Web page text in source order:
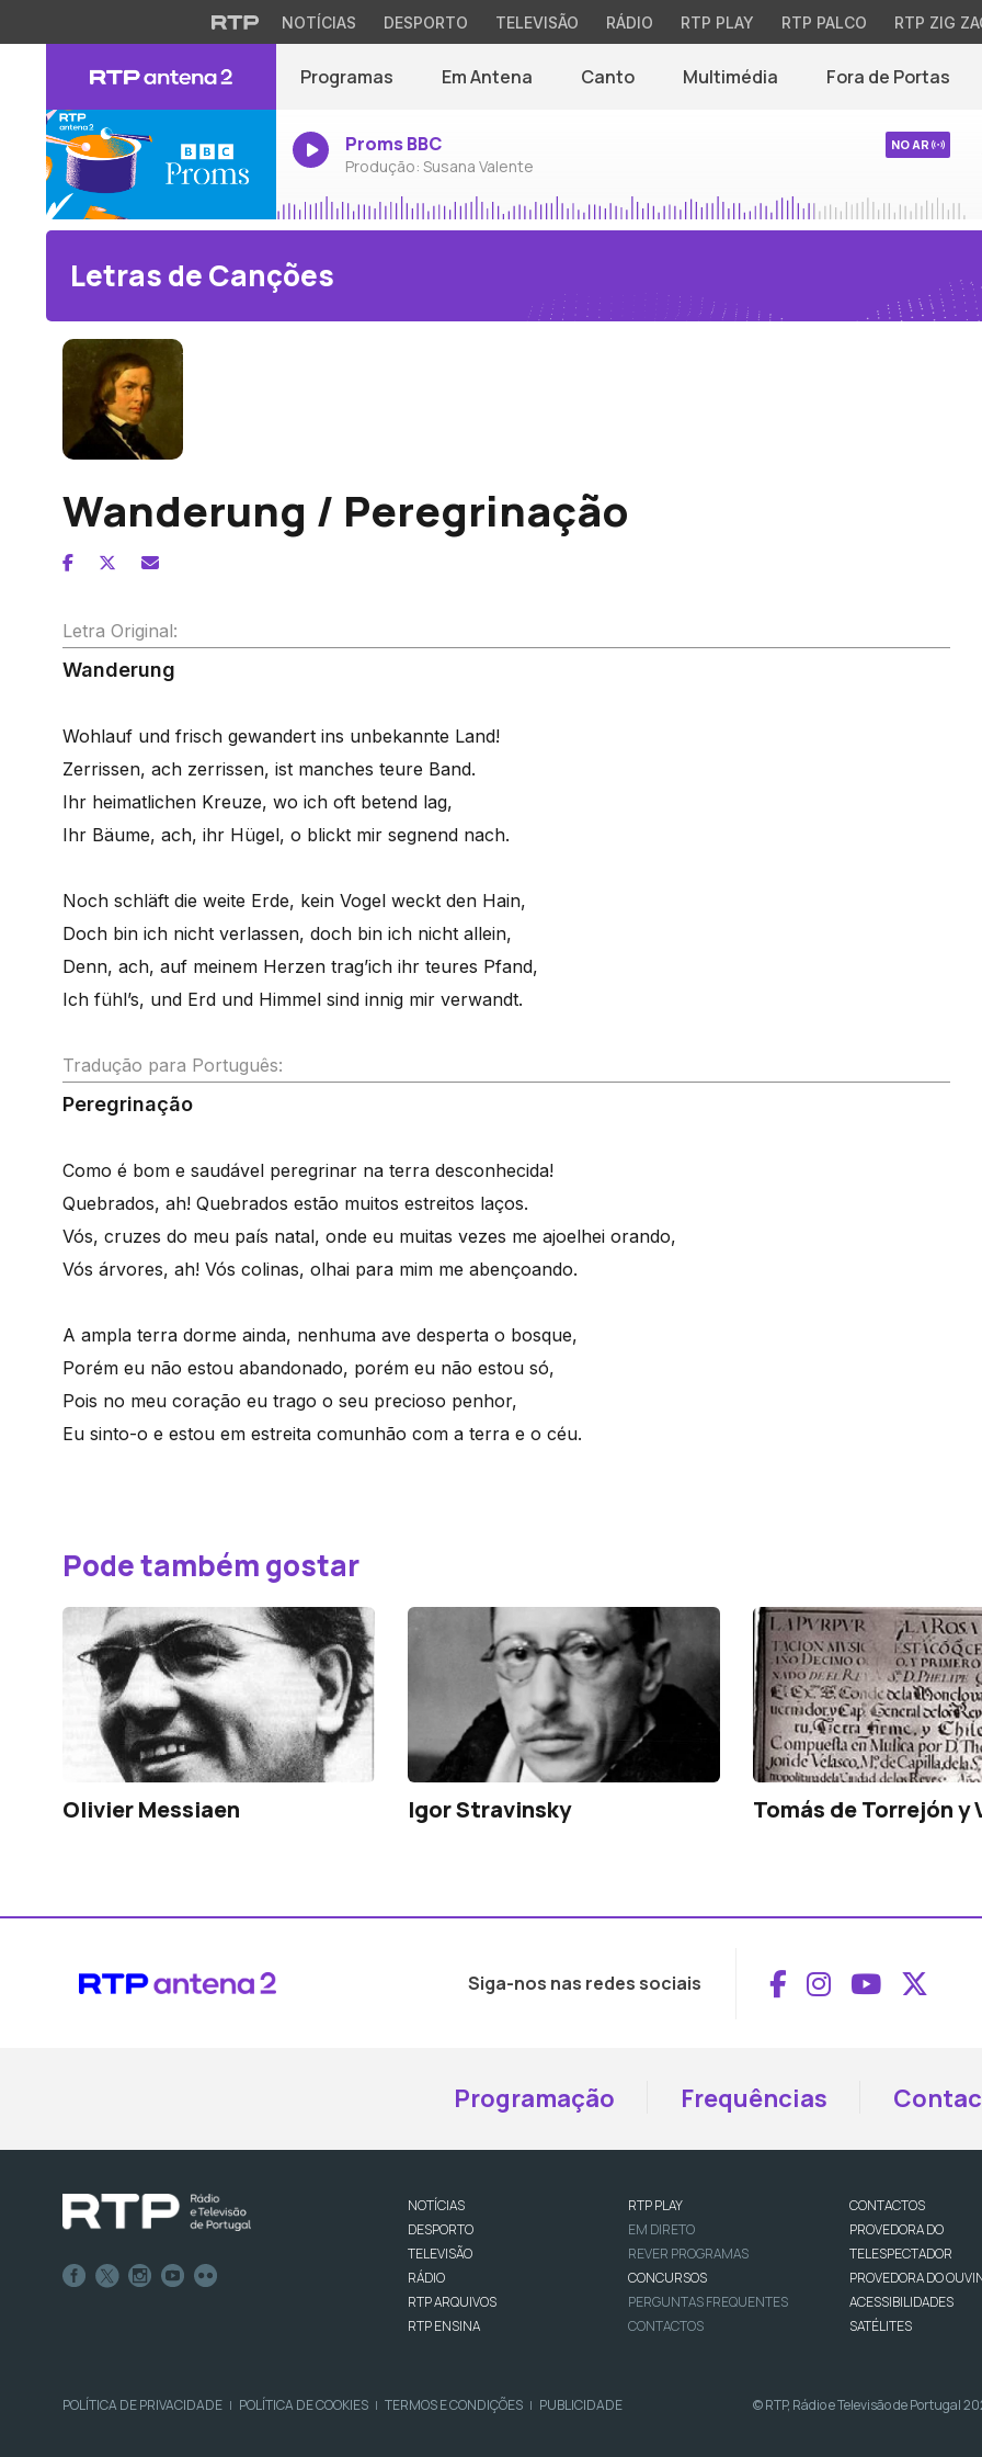
NOTÍCIAS DESPORTO TELEVISÃO RÁDIO RTP PLAY RTP PALCO RTP ZIG
Programas Em Antena Canto Multimédia Fora de Portas
Proms BBC
Produção: Susana Valente
NO AR
Letras de Canções
Wanderung / Peregrinação
Letra Original:
Wanderung
Wohlauf und frisch gewandert ins unbekannte Land!
Zerrissen, ach zerrissen, ist manches teure Band.
Ihr heimatlichen Kreuze, wo ich oft betend lag,
Ihr Bäume, ach, ihr Hügel, o blickt mir segnend nach.
Noch schläft die weite Erde, kein Vogel weckt den Hain,
Doch bin ich nicht verlassen, doch bin ich nicht allein,
Denn, ach, auf meinem Herzen trag’ich ihr teures Pfand,
Ich fühl’s, und Erd und Himmel sind innig mir verwandt.
Tradução para Português:
Peregrinação
Como é bom e saudável peregrinar na terra desconhecida!
Quebrados, ah! Quebrados estão muitos estreitos laços.
Vós, cruzes do meu país natal, onde eu muitas vezes me ajoelhei orando,
Vós árvores, ah! Vós colinas, olhai para mim me abençoando.
A ampla terra dorme ainda, nenhuma ave desperta o bosque,
Porém eu não estou abandonado, porém eu não estou só,
Pois no meu coração eu trago o seu precioso penhor,
Eu sinto-o e estou em estreita comunhão com a terra e o céu.
Pode também gostar
Olivier Messiaen Igor Stravinsky Tomás de Torrejón y
Siga-nos nas redes sociais Aceder ao
Aceder ao
Aceder
Programação Frequências
NOTÍCIAS
DESPORTO
TELEVISÃO
RÁDIO
RTP ARQUIVOS
RTP ENSINA
RTP PLAY
EM DIRETO
REVER PROGRAMAS
CONCURSOS
PERGUNTAS FREQUENTES
CONTACTOS
CONTACTOS
PROVEDORA DO
TELESPECTADOR
PROVEDORA DO
ACESSIBILIDADES
SATÉLITES
POLÍTICA DE PRIVACIDADE | POLÍTICA DE COOKIES | TERMOS E CONDIÇÕES | PUBLICIDADE © RTP, Rádio e Televisão de Portugal